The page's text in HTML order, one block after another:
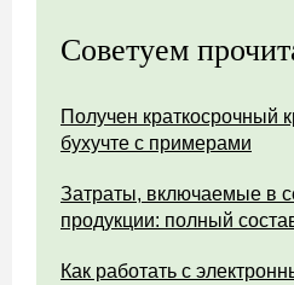
Советуем
Получен краткосрочный
бухучте с примерами
Затраты, включаемые в
продукции: полный
Как работать с